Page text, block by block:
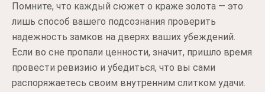
Помните, что каждый сюжет о краже золота — это
лишь способ вашего подсознания проверить
надежность замков на дверях ваших убеждений.
Если во сне пропали ценности, значит, пришло время
провести ревизию и убедиться, что вы сами
распоряжаетесь своим внутренним слитком удачи.